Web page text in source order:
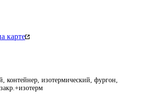
карте
контейнер, изотермический, фургон,